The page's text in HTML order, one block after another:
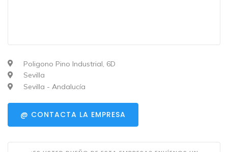
Poligono Pino Industrial, 6D
Sevilla
Sevilla - Andalucía
@ CONTACTA LA EMPRESA